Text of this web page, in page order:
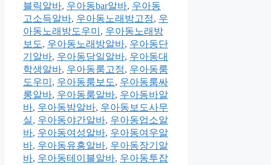
블릭알바, 우아동bar알바, 우아동
고소득알바, 우아동노래방고정, 우
아동노래방도우미 , 우아동노래방
보도, 우아동노래방알바, 우아동단
기알바, 우아동당일알바, 우아동대
학생알바, 우아동룸고정, 우아동룸
도우미 , 우아동룸보도, 우아동룸싸
롱알바, 우아동룸알바, 우아동바알
바, 우아동밤알바, 우아동보도사무
실, 우아동야간알바, 우아동업소알
바, 우아동여성알바, 우아동여우알
바, 우아동유흥알바, 우아동장기알
바, 우아동테이블알바, 우아동투잡